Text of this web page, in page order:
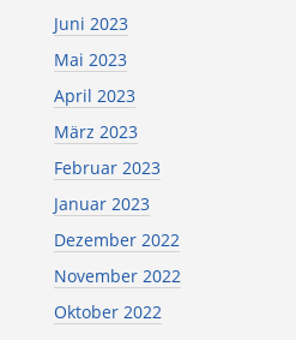
Juni 2023
Mai 2023
April 2023
März 2023
Februar 2023
Januar 2023
Dezember 2022
November 2022
Oktober 2022